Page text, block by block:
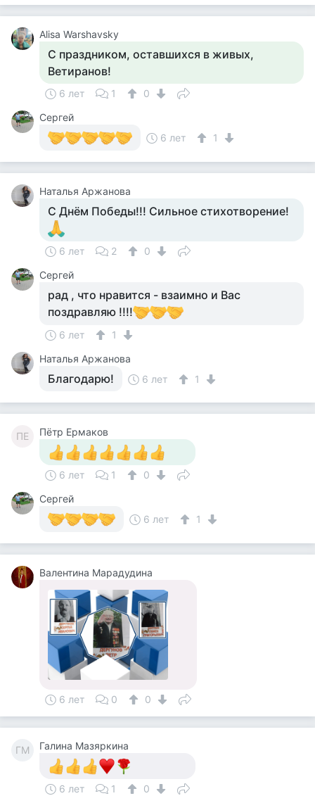
Alisa Warshavsky
С праздником, оставшихся в живых,
Ветиранов!
6 лет 1
0
Сергей
6 лет
1
Наталья Аржанова
С Днём Победы!!! Сильное стихотворение!
6 лет 2
0
Сергей
рад , что нравится - взаимно и Вас
поздравляю !!!!
6 лет
1
Наталья Аржанова
Благодарю! 6 лет 1
ПЕ Пётр Ермаков
6 лет 1
0
Сергей
6 лет
1
Валентина Марадудина
6 лет 0 0
ГМ Галина Мазяркина
6 лет 1
0